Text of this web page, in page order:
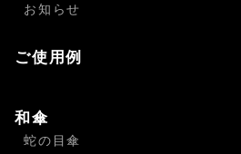
お知らせ
ご使用例
和傘
蛇の目傘